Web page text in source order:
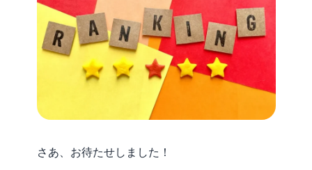
さあ、お待たせしました！